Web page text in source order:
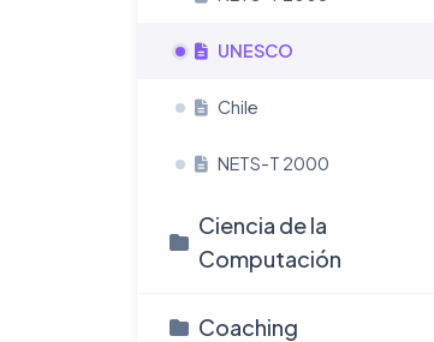
UNESCO
Chile
NETS-T 2000
Ciencia de la
Computación
Coaching